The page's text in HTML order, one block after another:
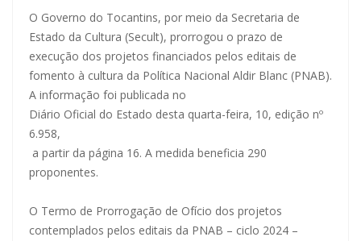
O Governo do Tocantins, por meio da Secretaria de
Estado da Cultura (Secult), prorrogou o prazo de
execução dos projetos financiados pelos editais de
fomento à cultura da Política Nacional Aldir Blanc (PNAB).
A informação foi publicada no
Diário Oficial do Estado desta quarta-feira, 10, edição nº
6.958,
a partir da página 16. A medida beneficia 290
proponentes.
O Termo de Prorrogação de Ofício dos projetos
contemplados pelos editais da PNAB – ciclo 2024 –